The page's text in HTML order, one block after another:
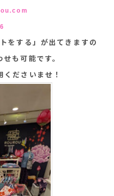
をする」が出てきますの
も可能です。
ださいませ！